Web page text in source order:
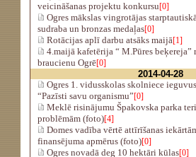
veicināšanas projektu konkursu[0]
Ogres mākslas vingrotājas
sudraba un bronzas medaļas[0]
Rotācijas aplī darbu atsāks maijā[1]
4.maijā kafetērija “ M.Pūres
braucienu Ogrē[0]
2014-04-28
Ogres 1. vidusskolas skolniece
“Pazīsti savu organismu”[0]
Meklē risinājumu Špakovska parka
problēmām (foto)[4]
Domes vadība vērtē attīrīšanas
finansējuma apmērus (foto)[0]
Ogres novadā deg 10 hektāri kūlas[0]